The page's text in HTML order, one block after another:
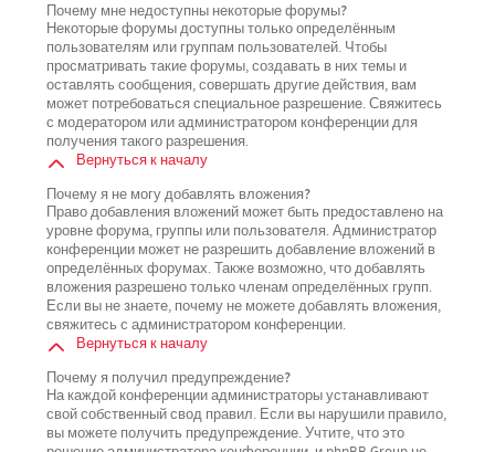
Почему мне недоступны некоторые форумы?
Некоторые форумы доступны только определённым
пользователям или группам пользователей. Чтобы
просматривать такие форумы, создавать в них темы и
оставлять сообщения, совершать другие действия, вам
может потребоваться специальное разрешение. Свяжитесь
с модератором или администратором конференции для
получения такого разрешения.
Вернуться к началу
Почему я не могу добавлять вложения?
Право добавления вложений может быть предоставлено на
уровне форума, группы или пользователя. Администратор
конференции может не разрешить добавление вложений в
определённых форумах. Также возможно, что добавлять
вложения разрешено только членам определённых групп.
Если вы не знаете, почему не можете добавлять вложения,
свяжитесь с администратором конференции.
Вернуться к началу
Почему я получил предупреждение?
На каждой конференции администраторы устанавливают
свой собственный свод правил. Если вы нарушили правило,
вы можете получить предупреждение. Учтите, что это